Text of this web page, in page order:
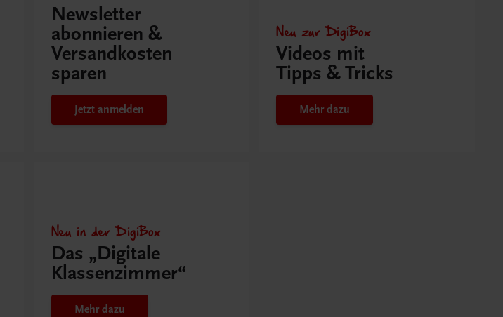
Newsletter
abonnieren &
Versandkosten
sparen
Jetzt anmelden
Neu zur DigiBox
Videos mit
Tipps & Tricks
Mehr dazu
Neu in der DigiBox
Das „Digitale
Klassenzimmer“
Mehr dazu